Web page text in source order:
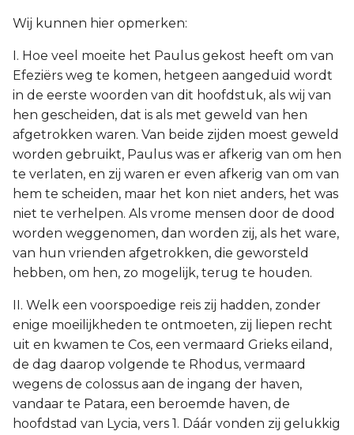
Wij kunnen hier opmerken:
I. Hoe veel moeite het Paulus gekost heeft om van
Efeziërs weg te komen, hetgeen aangeduid wordt
in de eerste woorden van dit hoofdstuk, als wij van
hen gescheiden, dat is als met geweld van hen
afgetrokken waren. Van beide zijden moest geweld
worden gebruikt, Paulus was er afkerig van om hen
te verlaten, en zij waren er even afkerig van om van
hem te scheiden, maar het kon niet anders, het was
niet te verhelpen. Als vrome mensen door de dood
worden weggenomen, dan worden zij, als het ware,
van hun vrienden afgetrokken, die geworsteld
hebben, om hen, zo mogelijk, terug te houden.
II. Welk een voorspoedige reis zij hadden, zonder
enige moeilijkheden te ontmoeten, zij liepen recht
uit en kwamen te Cos, een vermaard Grieks eiland,
de dag daarop volgende te Rhodus, vermaard
wegens de colossus aan de ingang der haven,
vandaar te Patara, een beroemde haven, de
hoofdstad van Lycia, vers 1. Dáár vonden zij gelukkig